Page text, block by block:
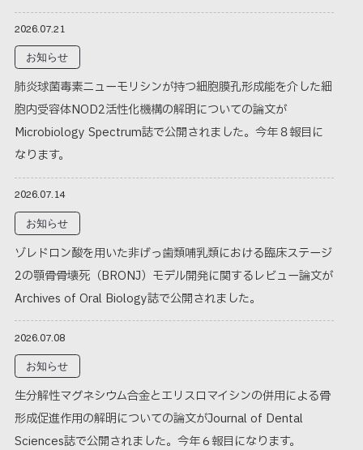
2026.07.21
お知らせ
肺炎球菌毒素ニューモリシンが持つ細胞膜孔形成能を介した細
胞内受容体NOD2活性化機構の解明についての論文が
Microbiology Spectrum誌で公開されました。今年８報目に
なります。
2026.07.14
お知らせ
ゾレドロン酸を用いた非げっ歯類哺乳類における臨床ステージ
2の顎骨骨壊死（BRONJ）モデル開発に関するレビュー論文が
Archives of Oral Biology誌で公開されました。
2026.07.08
お知らせ
生分解性マグネシウム合金とエリスロマイシンの併用による骨
形成促進作用の解明についての論文がJournal of Dental
Sciences誌で公開されました。今年６報目になります。